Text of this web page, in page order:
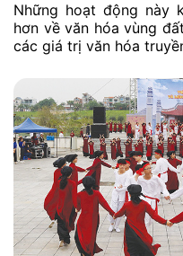
Những hoạt động này
hơn về văn hóa vùng
các giá trị văn hóa